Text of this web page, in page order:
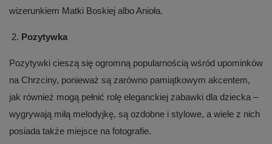
wizerunkiem Matki Boskiej albo Anioła.
Pozytywka
Pozytywki cieszą się ogromną popularnością wśród upominków
na Chrzciny, ponieważ są zarówno pamiątkowym akcentem,
jak również mogą pełnić rolę eleganckiej zabawki dla dziecka –
wygrywają miłą melodyjkę, są ozdobne i stylowe, a wiele z nich
posiada także miejsce na fotografie.